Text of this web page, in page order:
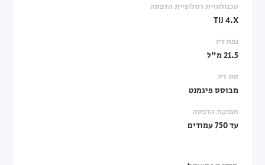
טכנולוגיית רזולוציית הדפסה
TIJ 4.X
נפח דיו
21.5 מ"ל
סוג דיו
מבוסס פיגמנט
תפוקת הדפסה
עד 750 עמודים